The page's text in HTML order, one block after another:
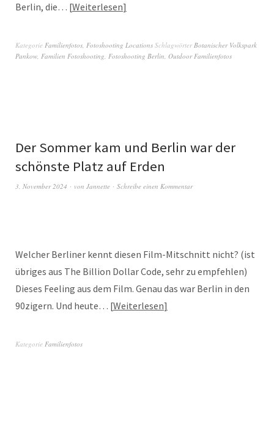
Berlin, die… Weiterlesen
Kategorie Familienfotos, Fotoshooting Locations SchlagwörterBotanischer Volkspark
Pankow, Familien Fotoshooting, Fotoshooting Berlin, Outdoor Familienfotos
Der Sommer kam und Berlin war der
schönste Platz auf Erden
3. November 2024 von Jannette Schreibe einen Kommentar
Welcher Berliner kennt diesen Film-Mitschnitt nicht? (ist
übriges aus The Billion Dollar Code, sehr zu empfehlen)
Dieses Feeling aus dem Film. Genau das war Berlin in den
90zigern. Und heute… Weiterlesen
Kategorie Familienfotos